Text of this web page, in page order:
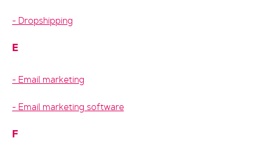
Dropshipping
E
Email marketing
Email marketing software
F